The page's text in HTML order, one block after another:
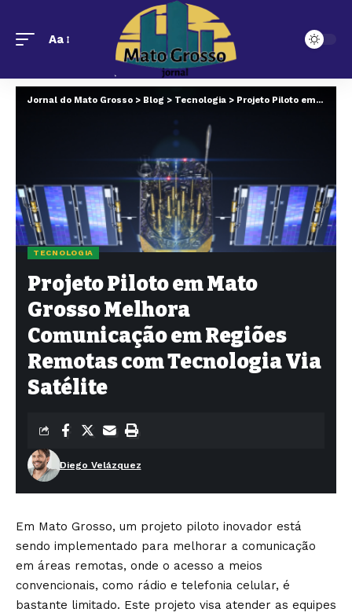
Aa
Jornal do Mato Grosso > Blog > Tecnologia > Projeto Piloto em Mato Grosso Melhora Comunicação em Regiões Remotas com Tecnologia Via Satélite
TECNOLOGIA
Projeto Piloto em Mato
Grosso Melhora
Comunicação em Regiões
Remotas com Tecnologia Via
Satélite
Diego Velázquez
Em Mato Grosso, um projeto piloto inovador está
sendo implementado para melhorar a comunicação
em áreas remotas, onde o acesso a meios
convencionais, como rádio e telefonia celular, é
bastante limitado. Este projeto visa atender as equipes